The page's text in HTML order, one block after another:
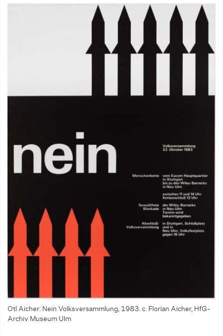
Otl Aicher: Nein Volksversammlung, 1983. c. Florian Aicher, HfG-
Archiv Museum Ulm